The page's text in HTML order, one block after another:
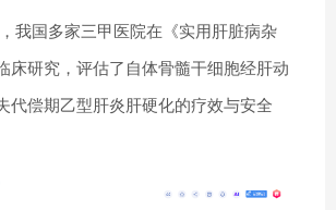
我国多家三甲医院在《实用肝脏病杂
床研究，评估了自体骨髓干细胞经肝动
代偿期乙型肝炎肝硬化的疗效与安全